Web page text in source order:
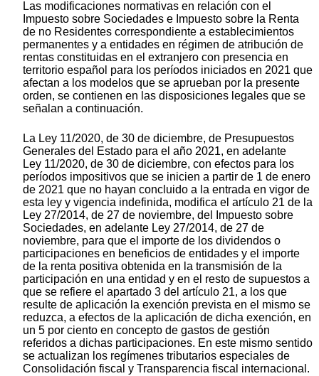
Las modificaciones normativas en relación con el
Impuesto sobre Sociedades e Impuesto sobre la Renta
de no Residentes correspondiente a establecimientos
permanentes y a entidades en régimen de atribución de
rentas constituidas en el extranjero con presencia en
territorio español para los períodos iniciados en 2021 que
afectan a los modelos que se aprueban por la presente
orden, se contienen en las disposiciones legales que se
señalan a continuación.
La Ley 11/2020, de 30 de diciembre, de Presupuestos
Generales del Estado para el año 2021, en adelante
Ley 11/2020, de 30 de diciembre, con efectos para los
períodos impositivos que se inicien a partir de 1 de enero
de 2021 que no hayan concluido a la entrada en vigor de
esta ley y vigencia indefinida, modifica el artículo 21 de la
Ley 27/2014, de 27 de noviembre, del Impuesto sobre
Sociedades, en adelante Ley 27/2014, de 27 de
noviembre, para que el importe de los dividendos o
participaciones en beneficios de entidades y el importe
de la renta positiva obtenida en la transmisión de la
participación en una entidad y en el resto de supuestos a
que se refiere el apartado 3 del artículo 21, a los que
resulte de aplicación la exención prevista en el mismo se
reduzca, a efectos de la aplicación de dicha exención, en
un 5 por ciento en concepto de gastos de gestión
referidos a dichas participaciones. En este mismo sentido
se actualizan los regímenes tributarios especiales de
Consolidación fiscal y Transparencia fiscal internacional.